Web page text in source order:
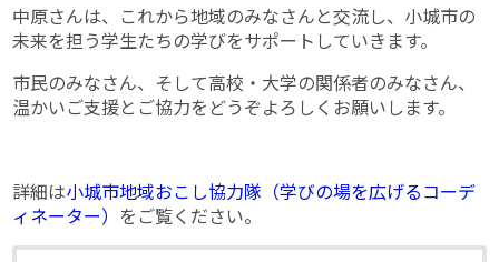
中原さんは、これから地域のみなさんと交流し、小城市の
未来を担う学生たちの学びをサポートしていきます。
市民のみなさん、そして高校・大学の関係者のみなさん、
温かいご支援とご協力をどうぞよろしくお願いします。
詳細は小城市地域おこし協力隊（学びの場を広げるコーデ
ィネーター） をご覧ください。